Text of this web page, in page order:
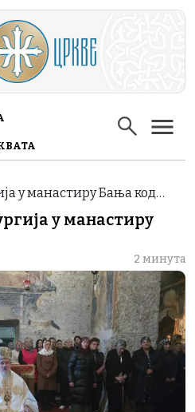
у манастиру Бања код…
у манастиру
2 минута